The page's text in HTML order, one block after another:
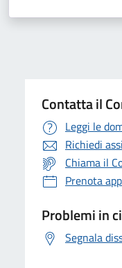
Contatta il
Leggi le
Richiedi
Chiama il
Prenota
Problemi in
Segnala